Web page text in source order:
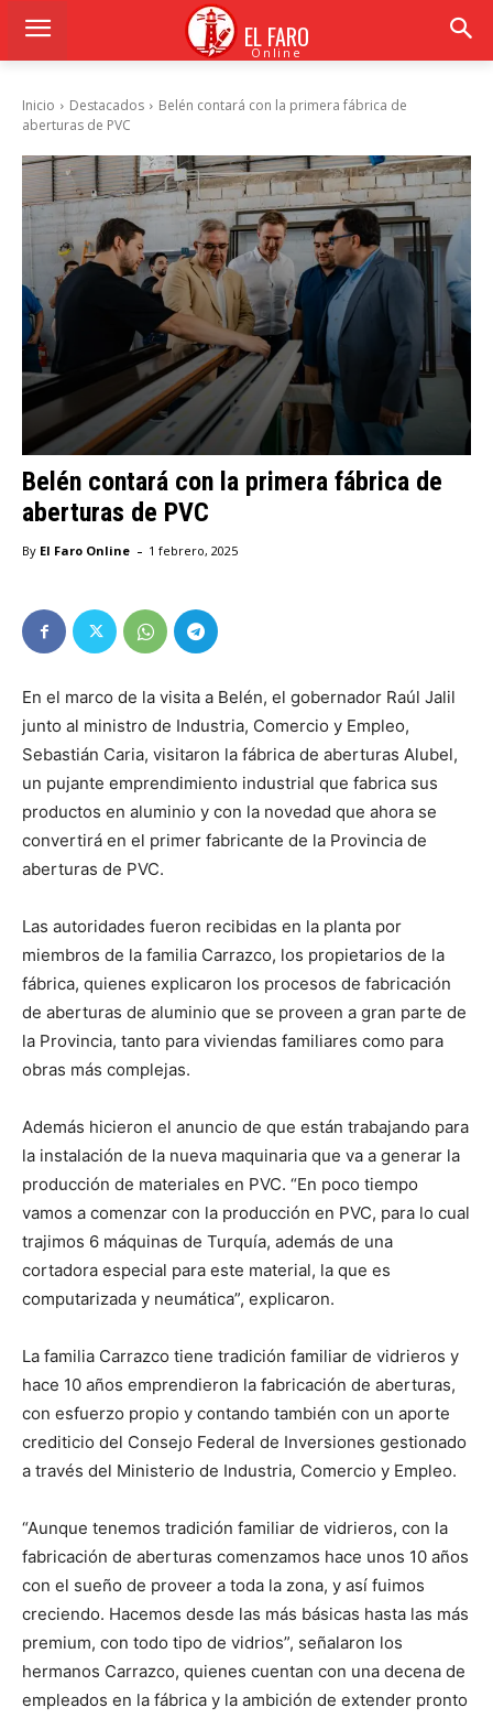
EL FARO
Online
Inicio Destacados
Belén contará con la primera fábrica de
aberturas de PVC
Belén contará con la primera fábrica de
aberturas de PVC
By El Faro Online - 1 febrero, 2025
En el marco de la visita a Belén, el gobernador Raúl Jalil
junto al ministro de Industria, Comercio y Empleo,
Sebastián Caria, visitaron la fábrica de aberturas Alubel,
un pujante emprendimiento industrial que fabrica sus
productos en aluminio y con la novedad que ahora se
convertirá en el primer fabricante de la Provincia de
aberturas de PVC.
Las autoridades fueron recibidas en la planta por
miembros de la familia Carrazco, los propietarios de la
fábrica, quienes explicaron los procesos de fabricación
de aberturas de aluminio que se proveen a gran parte de
la Provincia, tanto para viviendas familiares como para
obras más complejas.
Además hicieron el anuncio de que están trabajando para
la instalación de la nueva maquinaria que va a generar la
producción de materiales en PVC. “En poco tiempo
vamos a comenzar con la producción en PVC, para lo cual
trajimos 6 máquinas de Turquía, además de una
cortadora especial para este material, la que es
computarizada y neumática”, explicaron.
La familia Carrazco tiene tradición familiar de vidrieros y
hace 10 años emprendieron la fabricación de aberturas,
con esfuerzo propio y contando también con un aporte
crediticio del Consejo Federal de Inversiones gestionado
a través del Ministerio de Industria, Comercio y Empleo.
“Aunque tenemos tradición familiar de vidrieros, con la
fabricación de aberturas comenzamos hace unos 10 años
con el sueño de proveer a toda la zona, y así fuimos
creciendo. Hacemos desde las más básicas hasta las más
premium, con todo tipo de vidrios”, señalaron los
hermanos Carrazco, quienes cuentan con una decena de
empleados en la fábrica y la ambición de extender pronto